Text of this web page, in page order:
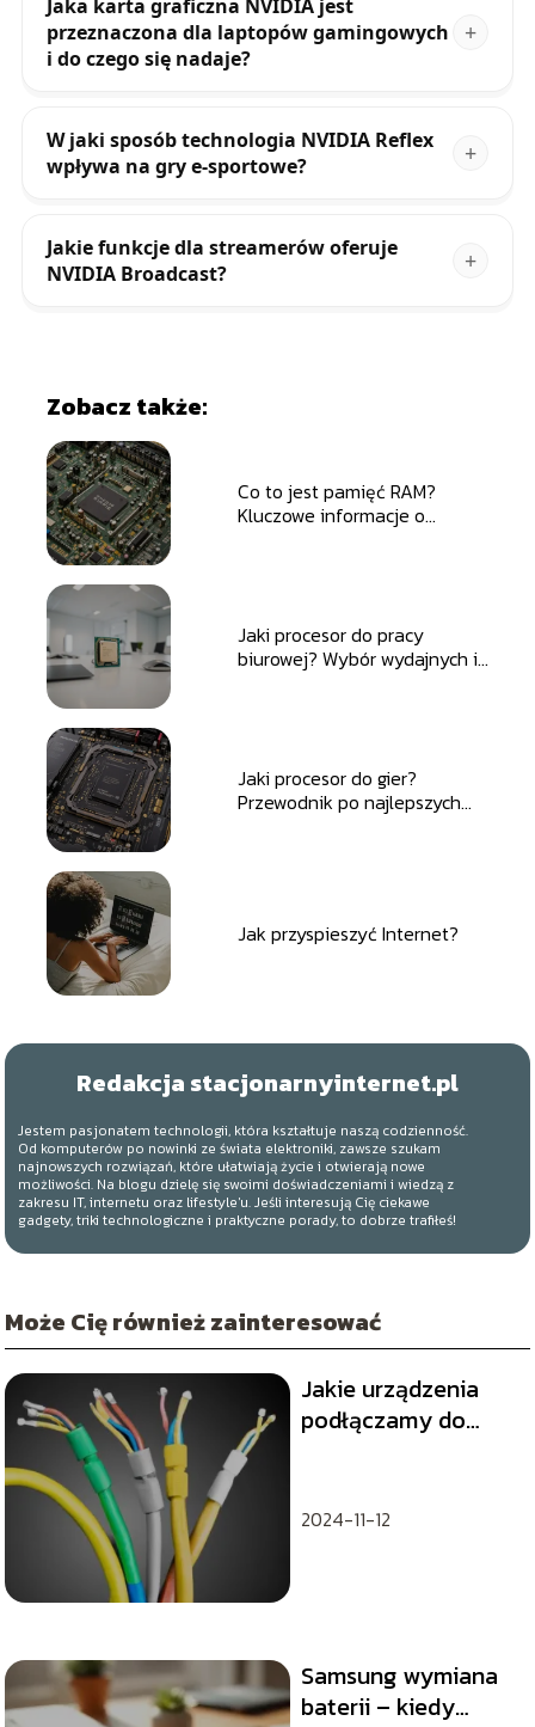
Jaka karta graficzna NVIDIA jest
przeznaczona dla laptopów gamingowych
i do czego się nadaje?
W jaki sposób technologia NVIDIA Reflex
wpływa na gry e-sportowe?
Jakie funkcje dla streamerów oferuje
NVIDIA Broadcast?
Zobacz także:
Co to jest pamięć RAM?
Kluczowe informacje o
Jaki procesor do pracy
biurowej? Wybór wydajnych i
Jaki procesor do gier?
Przewodnik po najlepszych
Jak przyspieszyć Internet?
Redakcja stacjonarnyinternet.pl
Jestem pasjonatem technologii, która kształtuje naszą codzienność.
Od komputerów po nowinki ze świata elektroniki, zawsze szukam
najnowszych rozwiązań, które ułatwiają życie i otwierają nowe
możliwości. Na blogu dzielę się swoimi doświadczeniami i wiedzą z
zakresu IT, internetu oraz lifestyle'u. Jeśli interesują Cię ciekawe
gadgety, triki technologiczne i praktyczne porady, to dobrze trafiłeś!
Może Cię również zainteresować
Jakie urządzenia
podłączamy do
Poradnik dla
2024-11-12
Samsung wymiana
baterii – kiedy